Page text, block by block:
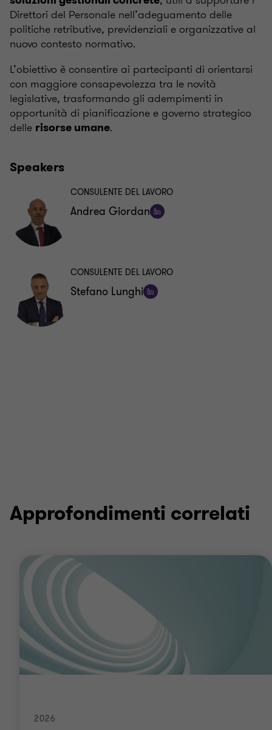
Direttori del Personale nell’adeguamento delle
politiche retributive, previdenziali e organizzative al
nuovo contesto normativo.
L’obiettivo è consentire ai partecipanti di orientarsi
con maggiore consapevolezza tra le novità
legislative, trasformando gli adempimenti in
opportunità di pianificazione e governo strategico
delle risorse umane.
Speakers
Andrea Giordan
CONSULENTE DEL LAVORO
Stefano Lunghi
CONSULENTE DEL LAVORO
Approfondimenti correlati
2026